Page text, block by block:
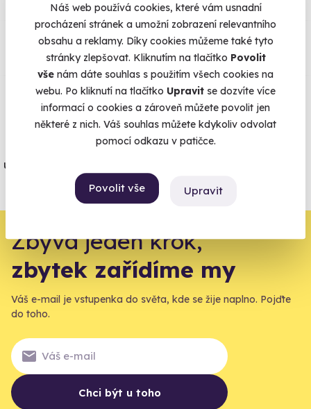
Náš web používá cookies, které vám usnadní
procházení stránek a umožní zobrazení relevantního
obsahu a reklamy. Díky cookies můžeme také tyto
stránky zlepšovat. Kliknutím na tlačítko Povolit
vše nám dáte souhlas s použitím všech cookies na
webu. Po kliknutí na tlačítko Upravit se dozvíte více
informací o cookies a zároveň můžete povolit jen
některé z nich. Váš souhlas můžete kdykoliv odvolat
pomocí odkazu v patičce.
Povolit vše Upravit
Co si o nás myslí
Zobraz ohlasy
Vše umíme pojistit
Jeden nikdy neví. Máme nejvyšší
úrazové pojištění z nabídky zážitkových
agentur.
Vše o pojištění
Zbývá jeden krok,
zbytek zařídíme my
Váš e-mail je vstupenka do světa, kde se žije naplno. Pojďte
do toho.
Chci být u toho